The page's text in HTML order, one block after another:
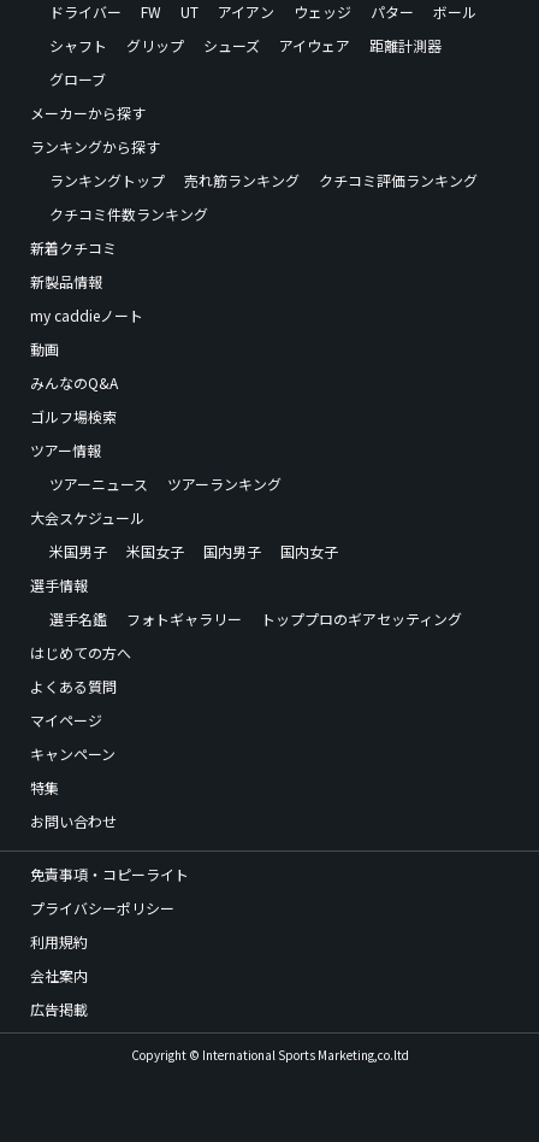
ドライバー
FW UT アイアン ウェッジ パター
ボール
シャフト
グリップ シューズ アイウェア
距離計測器
グローブ
メーカーから探す
ランキングから探す
ランキングトップ
売れ筋ランキング
クチコミ評価ランキング
クチコミ件数ランキング
新着クチコミ
新製品情報
my caddieノート
動画
みんなのQ&A
ゴルフ場検索
ツアー情報
ツアーニュース
ツアーランキング
大会スケジュール
米国男子
米国女子 国内男子
国内女子
選手情報
選手名鑑
フォトギャラリー
トッププロのギアセッティング
はじめての方へ
よくある質問
マイページ
キャンペーン
特集
お問い合わせ
免責事項・コピーライト
プライバシーポリシー
利用規約
会社案内
広告掲載
Copyright © International Sports Marketing,co.ltd